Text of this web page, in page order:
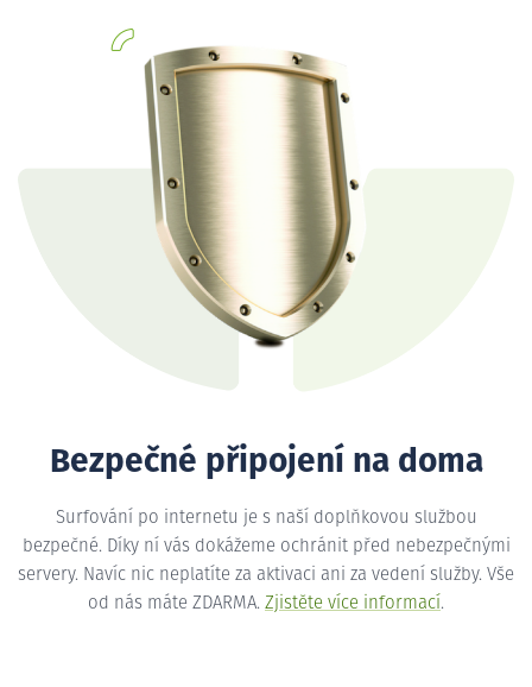
Bezpečné připojení na doma
Surfování po internetu je s naší doplňkovou službou
bezpečné. Díky ní vás dokážeme ochránit před nebezpečnými
servery. Navíc nic neplatíte za aktivaci ani za vedení služby. Vše
od nás máte ZDARMA. Zjistěte více informací.